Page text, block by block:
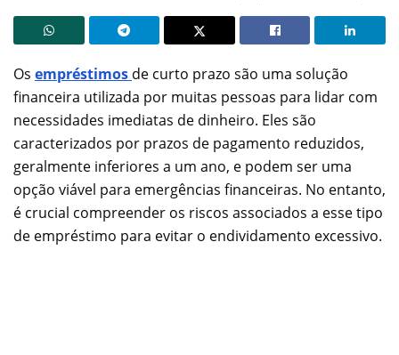
Os empréstimos de curto prazo são uma solução
financeira utilizada por muitas pessoas para lidar com
necessidades imediatas de dinheiro. Eles são
caracterizados por prazos de pagamento reduzidos,
geralmente inferiores a um ano, e podem ser uma
opção viável para emergências financeiras. No entanto,
é crucial compreender os riscos associados a esse tipo
de empréstimo para evitar o endividamento excessivo.